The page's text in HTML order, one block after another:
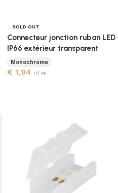
SOLD OUT
Connecteur jonction ruban LED
IP66 extérieur transparent
Monochrome
€ 1,94 HTVA